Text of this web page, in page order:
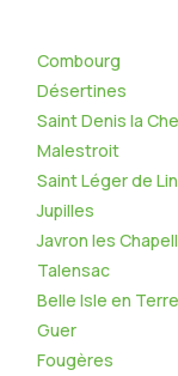
Combourg
Désertines
Saint Denis la
Malestroit
Saint Léger de
Jupilles
Javron les
Talensac
Belle Isle en Terre
Guer
Fougères